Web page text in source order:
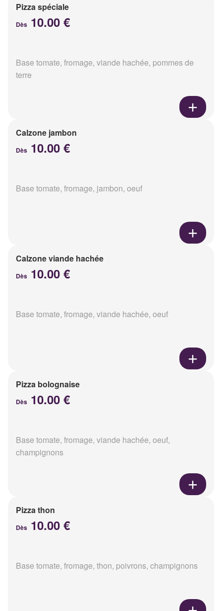
Pizza spéciale
Dès 10.00 €
Base tomate, fromage, viande hachée, pommes de
terre
Calzone jambon
Dès 10.00 €
Base tomate, fromage, jambon, oeuf
Calzone viande hachée
Dès 10.00 €
Base tomate, fromage, viande hachée, oeuf
Pizza bolognaise
Dès 10.00 €
Base tomate, fromage, viande hachée, oeuf,
champignons
Pizza thon
Dès 10.00 €
Base tomate, fromage, thon, poivrons, champignons